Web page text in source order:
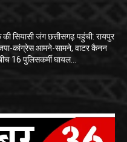
सियासी जंग छत्तीसगढ़ पहुंची: रायपुर
कांग्रेस आमने-सामने, वाटर कैनन
16 पुलिसकर्मी घायल…